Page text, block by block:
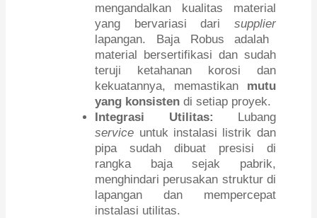
mengandalkan kualitas material
yang bervariasi dari supplier
lapangan. Baja Robus adalah
material bersertifikasi dan sudah
teruji ketahanan korosi dan
kekuatannya, memastikan mutu
yang konsisten di setiap proyek.
Integrasi Utilitas: Lubang
service untuk instalasi listrik dan
pipa sudah dibuat presisi di
rangka baja sejak pabrik,
menghindari perusakan struktur di
lapangan dan mempercepat
instalasi utilitas.